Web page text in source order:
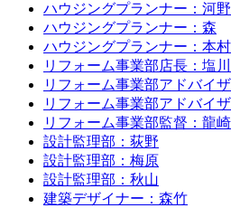
ハウジングプランナー：河野
ハウジングプランナー：森
ハウジングプランナー：本村
リフォーム事業部店長：塩川
リフォーム事業部アドバイ
リフォーム事業部アドバイ
リフォーム事業部監督：龍崎
設計監理部：荻野
設計監理部：梅原
設計監理部：秋山
建築デザイナー：森竹